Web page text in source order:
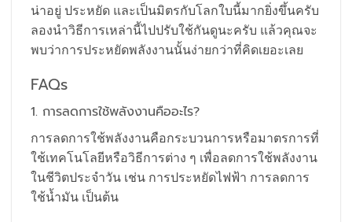
น่าอยู่ ประหยัด และเป็นมิตรกับโลกใบนี้มากยิ่งขึ้นครับ
ลองนำวิธีการเหล่านี้ไปปรับใช้กันดูนะครับ แล้วคุณจะ
พบว่าการประหยัดพลังงานนั้นง่ายกว่าที่คิดเยอะเลย
FAQs
1. การลดการใช้พลังงานคืออะไร?
การลดการใช้พลังงานคือกระบวนการหรือมาตรการที่
ใช้เทคโนโลยีหรือวิธีการต่าง ๆ เพื่อลดการใช้พลังงาน
ในชีวิตประจำวัน เช่น การประหยัดไฟฟ้า การลดการ
ใช้น้ำมัน เป็นต้น